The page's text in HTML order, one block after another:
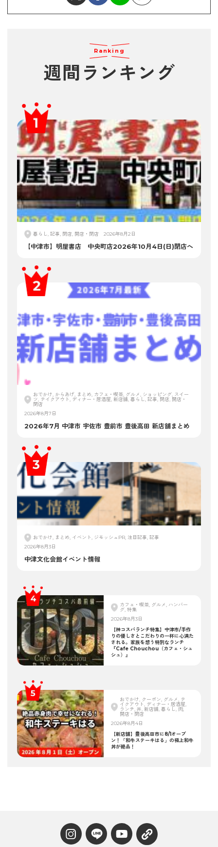
Ranking
週間ランキング
暮らし, 記事, 閉店, 開店・閉店 2026年8月2日
【中津市】明屋書店 中央町店2026年10月4日(日)閉店へ
おでかけ, からあげ, まとめ, カフェ・喫茶, グルメ, ショッピング, スイー
ツ, テイクアウト, ディナー・居酒屋, 新店舗, 暮らし, 記事, 閉店, 開店・
閉店
2026年8月7日
2026年7月 中津市 宇佐市 豊前市 豊後高田 新店舗まとめ
おでかけ, まとめ, イベント, ジモッシュPR, 注目記事, 記事
2026年8月3日
中津文化会館イベント情報
カフェ・喫茶, グルメ, ハンバー
グ, 特集
2026年8月3日
【神コスパランチ特集】中津市/手作
りの優しさとこだわりの一杯に心満た
される。家族を想う特別なランチ
『Cafe Chouchou（カフェ・シュ
シュ）』
おでかけ, クーポン, グルメ, テ
イクアウト, ディナー・居酒屋,
ランチ, 丼, 新店舗, 暮らし, 肉,
開店・閉店
2026年8月4日
【新店舗】豊後高田市に8/1オープ
ン！「和牛ステーキはる」の極上和牛
丼が絶品！